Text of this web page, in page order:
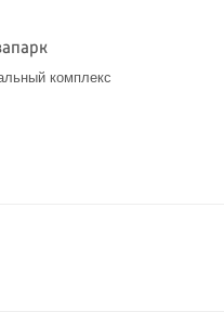
комплекс